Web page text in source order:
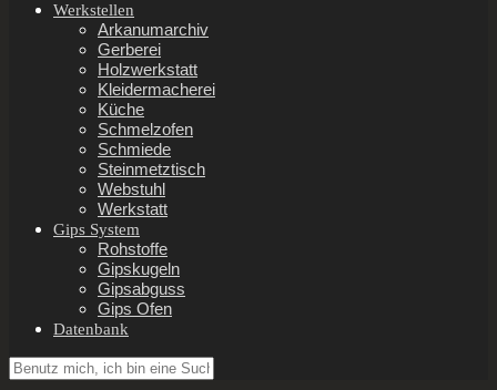
Werkstellen
Arkanumarchiv
Gerberei
Holzwerkstatt
Kleidermacherei
Küche
Schmelzofen
Schmiede
Steinmetztisch
Webstuhl
Werkstatt
Gips System
Rohstoffe
Gipskugeln
Gipsabguss
Gips Ofen
Datenbank